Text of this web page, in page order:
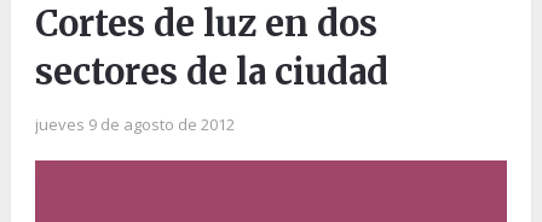
Cortes de luz en dos
sectores de la ciudad
jueves 9 de agosto de 2012